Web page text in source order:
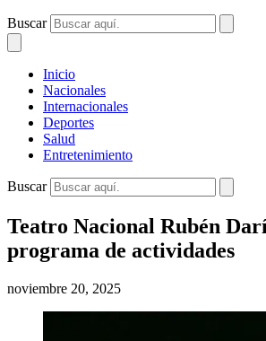
Buscar
Inicio
Nacionales
Internacionales
Deportes
Salud
Entretenimiento
Buscar
Teatro Nacional Rubén
programa de actividades
noviembre 20, 2025